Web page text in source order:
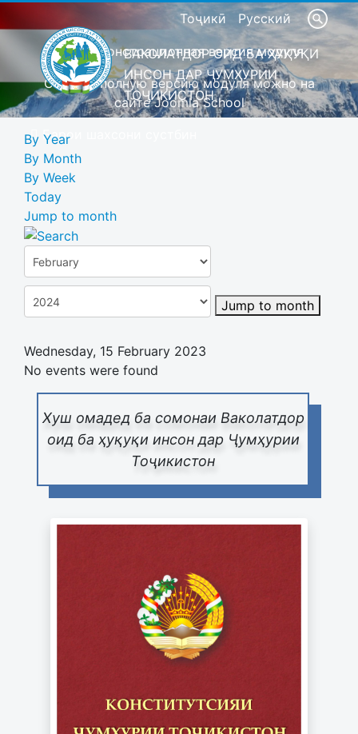
Тоҷикӣ Русский
Это демонстрационная версия модуля
Скачать полную версию модуля можно на
сайте Joomla School
Барои шахсони сустбин
ВАКОЛАТДОР ОИД БА ҲУҚУҚИ
ИНСОН ДАР ҶУМҲУРИИ
ТОҶИКИСТОН
Хуш омадед ба сомонаи Ваколатдор
оид ба ҳуқуқи инсон дар Ҷумҳурии
Тоҷикистон
By Year
By Month
By Week
Today
Jump to month
Jump to month
Wednesday, 15 February 2023
No events were found